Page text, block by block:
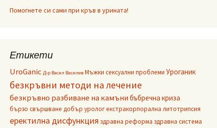
Помогнете си сами при кръв в урината!
Етикети
UroGanic Д-р Васил Василев Мъжки сексуални проблеми Уроганик
безкръвни методи на лечение
безкръвно разбиване на камънибъбречна криза
бързо свършване добър урологекстракорпорална литотрипсия
еректилна дисфункция здравна реформа здравна система